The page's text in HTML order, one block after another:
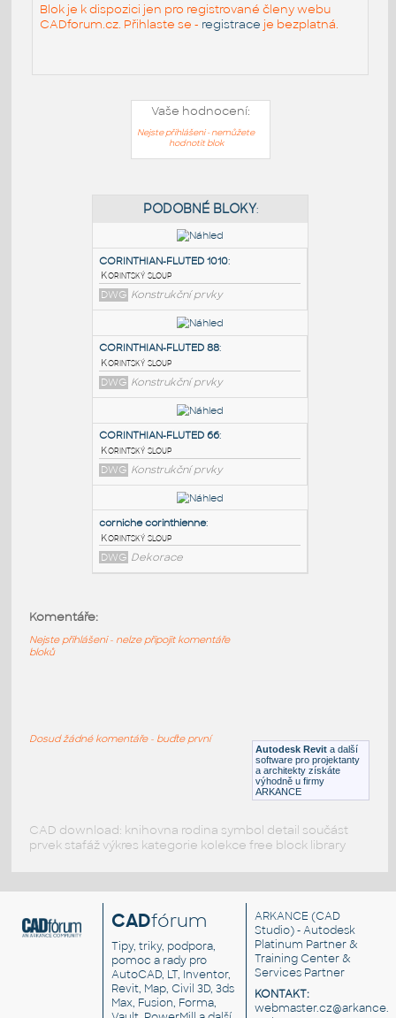
Blok je k dispozici jen pro registrované členy webu
CADforum.cz. Přihlaste se - registrace je bezplatná.
Vaše hodnocení:
Nejste přihlášeni - nemůžete
hodnotit blok
PODOBNÉ BLOKY
CORINTHIAN-FLUTED 1010
Korintský sloup
DWG Konstrukční prvky
CORINTHIAN-FLUTED 88:
Korintský sloup
DWG Konstrukční prvky
Korintský sloup
Autodesk Revit a další
software pro projektanty
a architekty získáte
výhodně u firmy
ARKANCE
Komentáře:
Nejste přihlášeni - nelze připojit komentáře
bloků
Dosud žádné komentáře - buďte první
CAD download: knihovna rodina symbol detail součást
prvek stafáž výkres kategorie kolekce free block library
CADfórum
Tipy, triky, podpora,
pomoc a rady pro
AutoCAD, LT, Inventor,
Revit, Map, Civil 3D, 3ds
Max, Fusion, Forma,
ARKANCE (CAD
Studio) - Autodesk
Platinum Partner &
Training Center &
Services Partner
KONTAKT: